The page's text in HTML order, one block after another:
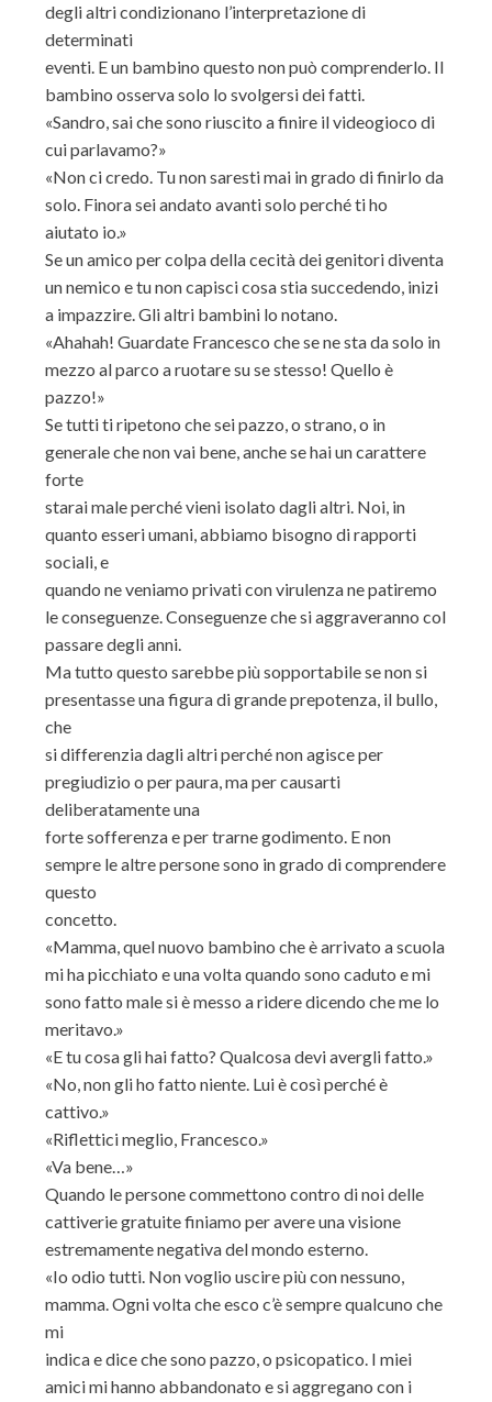
degli altri condizionano l’interpretazione di
determinati
eventi. E un bambino questo non può comprenderlo. Il
bambino osserva solo lo svolgersi dei fatti.
«Sandro, sai che sono riuscito a finire il videogioco di
cui parlavamo?»
«Non ci credo. Tu non saresti mai in grado di finirlo da
solo. Finora sei andato avanti solo perché ti ho
aiutato io.»
Se un amico per colpa della cecità dei genitori diventa
un nemico e tu non capisci cosa stia succedendo, inizi
a impazzire. Gli altri bambini lo notano.
«Ahahah! Guardate Francesco che se ne sta da solo in
mezzo al parco a ruotare su se stesso! Quello è
pazzo!»
Se tutti ti ripetono che sei pazzo, o strano, o in
generale che non vai bene, anche se hai un carattere
forte
starai male perché vieni isolato dagli altri. Noi, in
quanto esseri umani, abbiamo bisogno di rapporti
sociali, e
quando ne veniamo privati con virulenza ne patiremo
le conseguenze. Conseguenze che si aggraveranno col
passare degli anni.
Ma tutto questo sarebbe più sopportabile se non si
presentasse una figura di grande prepotenza, il bullo,
che
si differenzia dagli altri perché non agisce per
pregiudizio o per paura, ma per causarti
deliberatamente una
forte sofferenza e per trarne godimento. E non
sempre le altre persone sono in grado di comprendere
questo
concetto.
«Mamma, quel nuovo bambino che è arrivato a scuola
mi ha picchiato e una volta quando sono caduto e mi
sono fatto male si è messo a ridere dicendo che me lo
meritavo.»
«E tu cosa gli hai fatto? Qualcosa devi avergli fatto.»
«No, non gli ho fatto niente. Lui è così perché è
cattivo.»
«Riflettici meglio, Francesco.»
«Va bene…»
Quando le persone commettono contro di noi delle
cattiverie gratuite finiamo per avere una visione
estremamente negativa del mondo esterno.
«Io odio tutti. Non voglio uscire più con nessuno,
mamma. Ogni volta che esco c’è sempre qualcuno che
mi
indica e dice che sono pazzo, o psicopatico. I miei
amici mi hanno abbandonato e si aggregano con i